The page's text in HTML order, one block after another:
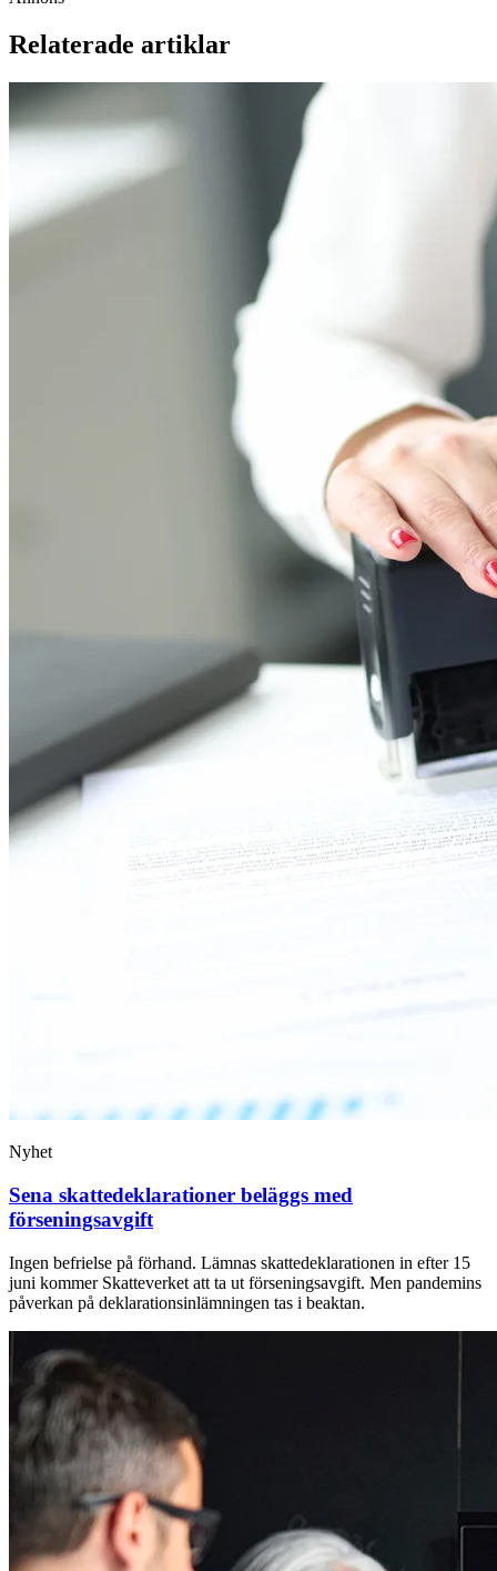
Relaterade artiklar
Nyhet
Sena skattedeklarationer beläggs med
förseningsavgift
Ingen befrielse på förhand. Lämnas skattedeklarationen in efter 15
juni kommer Skatteverket att ta ut förseningsavgift. Men pandemins
påverkan på deklarationsinlämningen tas i beaktan.